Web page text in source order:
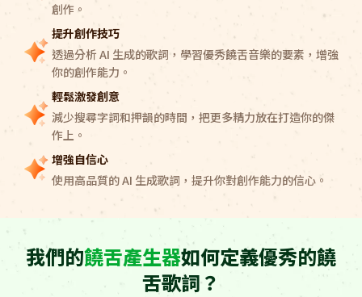
創作。
提升創作技巧
透過分析 AI 生成的歌詞，學習優秀饒舌音樂的要素，增強
你的創作能力。
輕鬆激發創意
減少搜尋字詞和押韻的時間，把更多精力放在打造你的傑
作上。
增強自信心
使用高品質的 AI 生成歌詞，提升你對創作能力的信心。
我們的饒舌產生器如何定義優秀的饒
舌歌詞？